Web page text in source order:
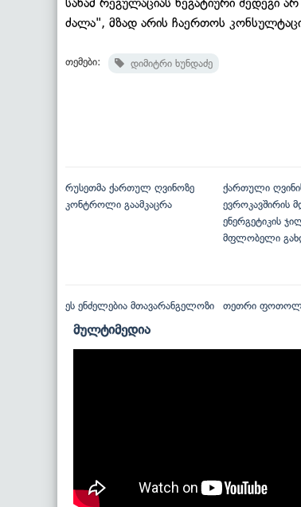
სანამ რეგულაციას ნეგატიური შედეგი
ძალა", მზად არის ჩაერთოს
თემები: დიმიტრი ხუნდაძე
რუსეთმა ქართულ ღვინოზე
კონტროლი გაამკაცრა
ქართული
ევროკავშირის
ენერგეტიკის
მფლობელი
ეს ენძელებია მთავარანგელოზი თეთრი
მულტიმედია